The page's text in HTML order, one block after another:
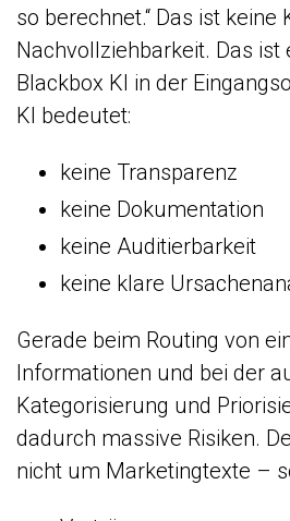
so berechnet.“ Das ist keine
Nachvollziehbarkeit. Das ist
Blackbox KI in der
KI bedeutet:
keine Transparenz
keine Dokumentation
keine Auditierbarkeit
keine klare
Gerade beim Routing von
Informationen und bei der
Kategorisierung und
dadurch massive Risiken.
nicht um Marketingtexte –